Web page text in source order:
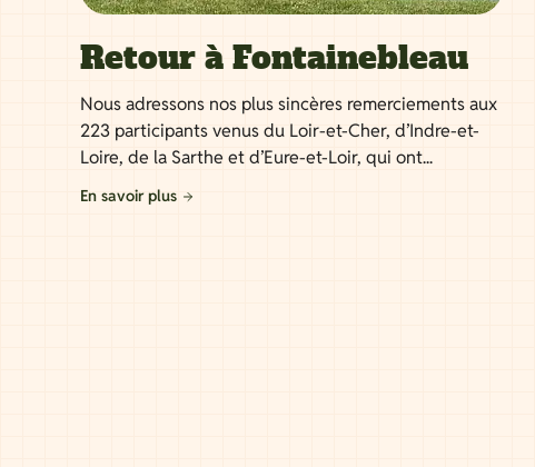
Retour à Fontainebleau
Nous adressons nos plus sincères remerciements aux
223 participants venus du Loir-et-Cher, d’Indre-et-
Loire, de la Sarthe et d’Eure-et-Loir, qui ont...
En savoir plus